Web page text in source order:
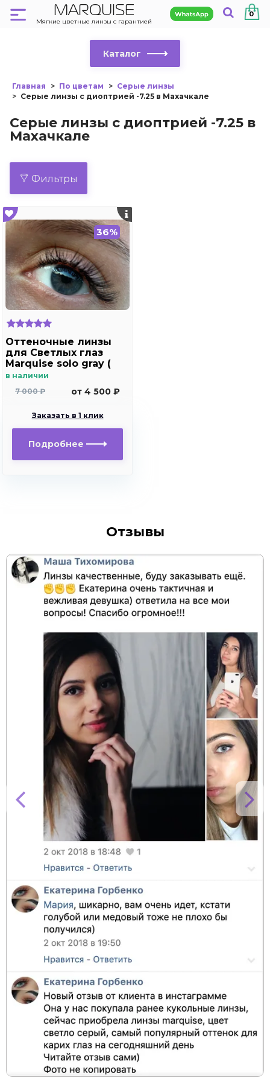
MARQUISE
Мягкие цветные линзы с гарантией
0
Каталог
Главная По цветам
Серые линзы
Серые линзы с диоптрией -7.25 в Махачкале
Серые линзы с диоптрией -7.25 в
Махачкале
Фильтры
36%
Оттеночные линзы
для Светлых глаз
Marquise solo gray (
без отверстия)
в наличии
7 000 ₽
от 4 500 ₽
Заказать в 1 клик
Подробнее
Отзывы